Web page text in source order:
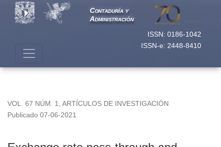
ISSN: 0186-1042
ISSN-e: 2448-8410
Contaduría y
Administración
VOL. 67 NÚM. 1 ARTÍCULOS DE INVESTIGACIÓN
Publicado 07-06-2021